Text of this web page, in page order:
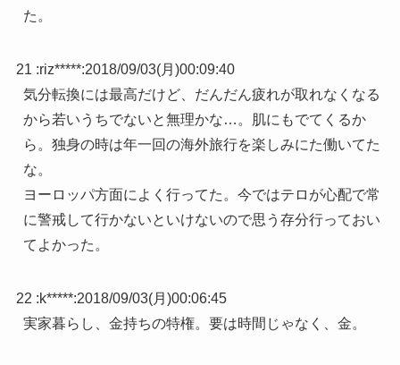
た。
21 :riz*****:2018/09/03(月)00:09:40
気分転換には最高だけど、だんだん疲れが取れなくなる
から若いうちでないと無理かな…。肌にもでてくるか
ら。独身の時は年一回の海外旅行を楽しみにた働いてた
な。
ヨーロッパ方面によく行ってた。今ではテロが心配で常
に警戒して行かないといけないので思う存分行っておい
てよかった。
22 :k*****:2018/09/03(月)00:06:45
実家暮らし、金持ちの特権。要は時間じゃなく、金。